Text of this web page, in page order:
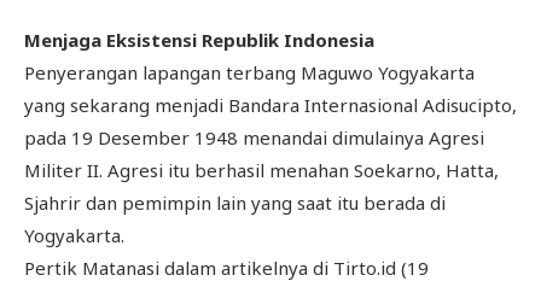
Menjaga Eksistensi Republik Indonesia
Penyerangan lapangan terbang Maguwo Yogyakarta
yang sekarang menjadi Bandara Internasional Adisucipto,
pada 19 Desember 1948 menandai dimulainya Agresi
Militer II. Agresi itu berhasil menahan Soekarno, Hatta,
Sjahrir dan pemimpin lain yang saat itu berada di
Yogyakarta.
Pertik Matanasi dalam artikelnya di Tirto.id (19